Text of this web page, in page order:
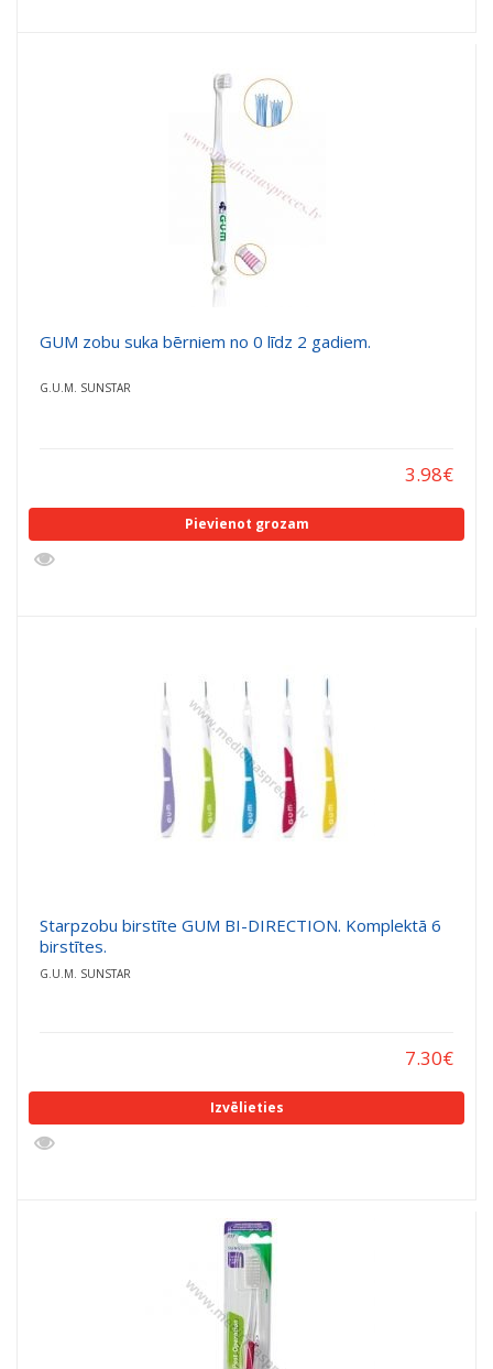
GUM zobu suka bērniem no 0 līdz 2 gadiem.
G.U.M. SUNSTAR
3.98€
Pievienot grozam
Starpzobu birstīte GUM BI-DIRECTION. Komplektā 6
birstītes.
G.U.M. SUNSTAR
7.30€
Izvēlieties